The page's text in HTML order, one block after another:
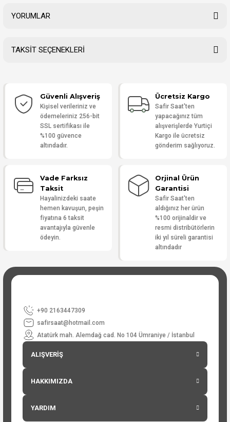
YORUMLAR
Yorum Yaz
TAKSİT SEÇENEKLERİ
Güvenli Alışveriş
Kişisel verileriniz ve
ödemeleriniz 256-bit
SSL sertifikası ile
%100 güvence
altındadır.
Ücretsiz Kargo
Safir Saat'ten
yapacağınız tüm
alışverişlerde Yurtiçi
Kargo ile ücretsiz
gönderim sağlıyoruz.
Vade Farksız
Taksit
Hayalinizdeki saate
hemen kavuşun, peşin
fiyatına 6 taksit
avantajıyla güvenle
ödeyin.
Orjinal Ürün
Garantisi
Safir Saat'ten
aldığınız her ürün
%100 orijinaldir ve
resmi distribütörlerin
iki yıl süreli garantisi
altındadır
+90 2163447309
safirsaat@hotmail.com
Atatürk mah. Alemdağ cad. No 104 Ümraniye / İstanbul
ALIŞVERİŞ
HAKKIMIZDA
YARDIM